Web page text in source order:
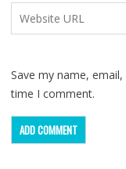
Save my name,
time I comment.